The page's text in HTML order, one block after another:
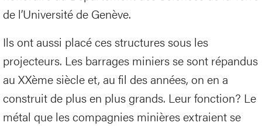
de l’Université de Genève.
Ils ont aussi placé ces structures sous les
projecteurs. Les barrages miniers se sont répandus
au XXème siècle et, au fil des années, on en a
construit de plus en plus grands. Leur fonction? Le
métal que les compagnies minières extraient se